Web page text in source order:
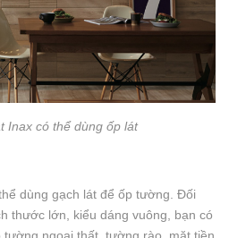
Inax có thể dùng ốp lát
dùng gạch lát để ốp tường. Đối
thước lớn, kiểu dáng vuông, bạn có